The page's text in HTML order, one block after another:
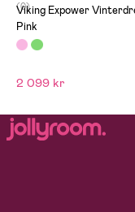
(0)
Viking Expower
Pink
2 099 kr